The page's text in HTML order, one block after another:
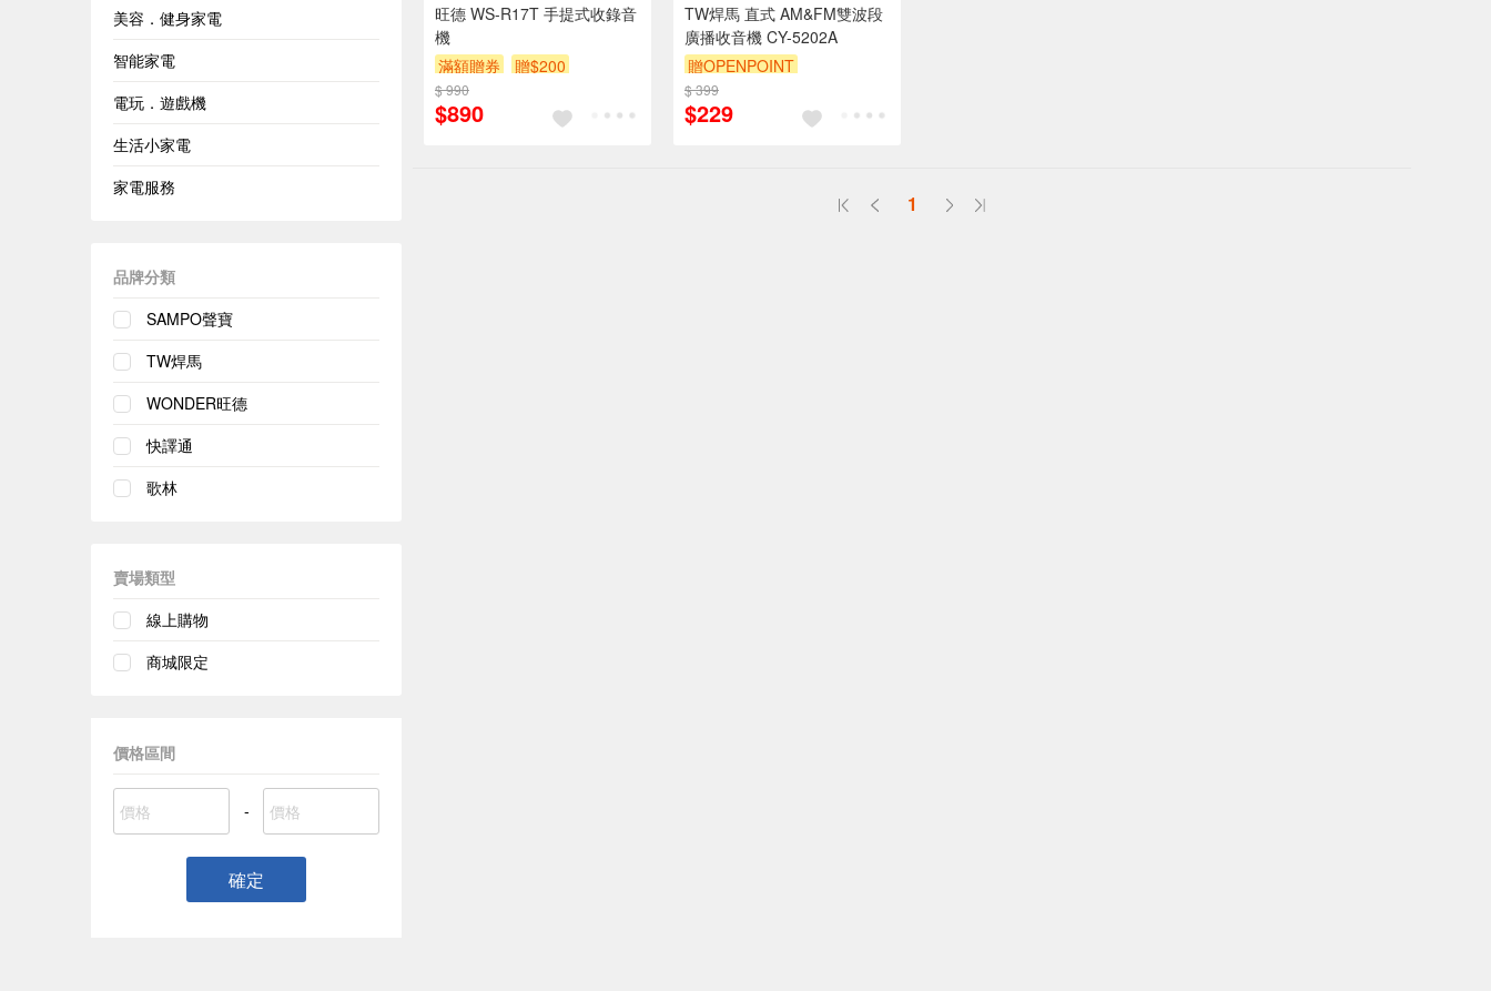
美容．健身家電
智能家電
電玩．遊戲機
生活小家電
家電服務
品牌分類
SAMPO聲寶
TW焊馬
WONDER旺德
快譯通
歌林
賣場類型
線上購物
商城限定
價格區間
-
確定
旺德 WS-R17T 手提式收錄音
機
滿額贈券
贈$200
$ 990
$890
TW焊馬 直式 AM&FM雙波段
廣播收音機 CY-5202A
贈OPENPOINT
$ 399
$229
1